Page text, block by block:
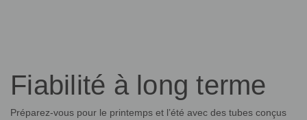
Fiabilité à long terme
Préparez-vous pour le printemps et l’été avec des tubes conçus